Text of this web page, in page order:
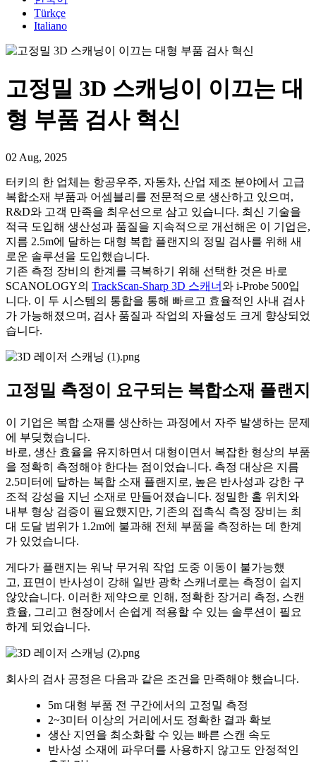
Türkçe
Italiano
고정밀 3D 스캐닝이 이끄는 대
형 부품 검사 혁신
02 Aug, 2025
터키의 한 업체는 항공우주, 자동차, 산업 제조 분야에서 고급
복합소재 부품과 어셈블리를 전문적으로 생산하고 있으며,
R&D와 고객 만족을 최우선으로 삼고 있습니다. 최신 기술을
적극 도입해 생산성과 품질을 지속적으로 개선해온 이 기업은,
지름 2.5m에 달하는 대형 복합 플랜지의 정밀 검사를 위해 새
로운 솔루션을 도입했습니다.
기존 측정 장비의 한계를 극복하기 위해 선택한 것은 바로
SCANOLOGY의 TrackScan-Sharp 3D 스캐너와 i-Probe 500입
니다. 이 두 시스템의 통합을 통해 빠르고 효율적인 사내 검사
가 가능해졌으며, 검사 품질과 작업의 자율성도 크게 향상되었
습니다.
고정밀 측정이 요구되는 복합소재 플랜지
이 기업은 복합 소재를 생산하는 과정에서 자주 발생하는 문제
에 부딪혔습니다.
바로, 생산 효율을 유지하면서 대형이면서 복잡한 형상의 부품
을 정확히 측정해야 한다는 점이었습니다. 측정 대상은 지름
2.5미터에 달하는 복합 소재 플랜지로, 높은 반사성과 강한 구
조적 강성을 지닌 소재로 만들어졌습니다. 정밀한 홀 위치와
내부 형상 검증이 필요했지만, 기존의 접촉식 측정 장비는 최
대 도달 범위가 1.2m에 불과해 전체 부품을 측정하는 데 한계
가 있었습니다.
게다가 플랜지는 워낙 무거워 작업 도중 이동이 불가능했
고, 표면이 반사성이 강해 일반 광학 스캐너로는 측정이 쉽지
않았습니다. 이러한 제약으로 인해, 정확한 장거리 측정, 스캔
효율, 그리고 현장에서 손쉽게 적용할 수 있는 솔루션 이 필요
하게 되었습니다.
회사의 검사 공정은 다음과 같은 조건을 만족해야 했습니다.
5m 대형 부품 전 구간에서의 고정밀 측정
2~3미터 이상의 거리에서도 정확한 결과 확보
생산 지연을 최소화할 수 있는 빠른 스캔 속도
반사성 소재에 파우더를 사용하지 않고도 안정적인